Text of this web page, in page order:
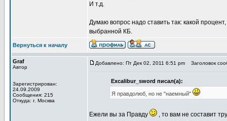
И т.д.
Думаю вопрос надо ставить так: какой
выбранной КБ.
Вернуться к началу
Graf
Автор
Зарегистрирован:
24.09.2009
Сообщения: 215
Откуда: г. Москва
Добавлено: Пт Дек 02, 2011 6:51 pm Заголовок
Excalibur_sword писал(а):
Я правдолюб, но не "наемный"
Ежели вы за Правду
, то вам не составит